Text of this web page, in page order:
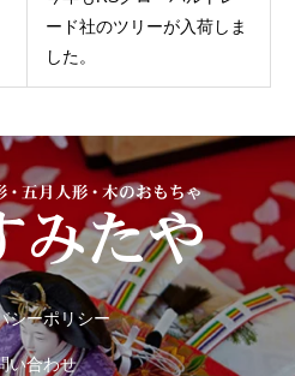
ード社のツリーが入荷しま
した。
シーポリシー
い合わせ